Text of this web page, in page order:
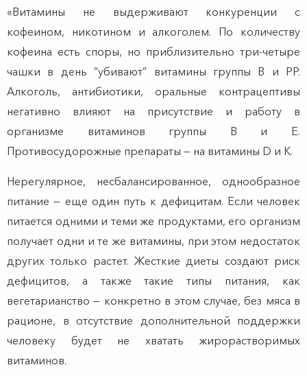
«Витамины не выдерживают конкуренции с
кофеином, никотином и алкоголем. По количеству
кофеина есть споры, но приблизительно три-четыре
чашки в день “убивают” витамины группы B и PP.
Алкоголь, антибиотики, оральные контрацептивы
негативно влияют на присутствие и работу в
организме витаминов группы B и E.
Противосудорожные препараты — на витамины D и K.
Нерегулярное, несбалансированное, однообразное
питание — еще один путь к дефицитам. Если человек
питается одними и теми же продуктами, его организм
получает одни и те же витамины, при этом недостаток
других только растет. Жесткие диеты создают риск
дефицитов, а также такие типы питания, как
вегетарианство — конкретно в этом случае, без мяса в
рационе, в отсутствие дополнительной поддержки
человеку будет не хватать жирорастворимых
витаминов.